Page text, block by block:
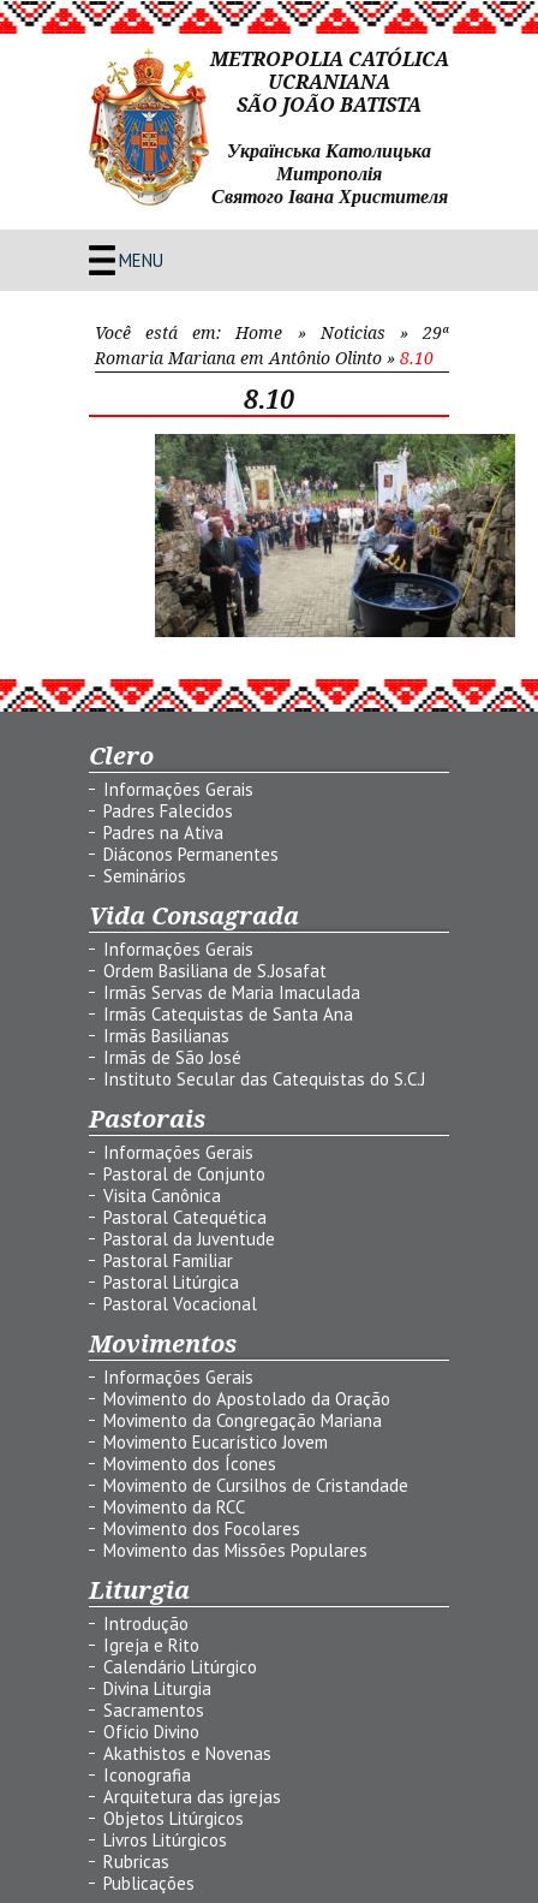
METROPOLIA CATÓLICA
UCRANIANA
SÃO JOÃO BATISTA
Українська Католицька
Митрополія
Святого Івана Христителя
MENU
Você está em: Home » Noticias »29ª
Romaria Mariana em Antônio Olinto » 8.10
8.10
Clero
Informações Gerais
Padres Falecidos
Padres na Ativa
Diáconos Permanentes
Seminários
Vida Consagrada
Informações Gerais
Ordem Basiliana de S.Josafat
Irmãs Servas de Maria Imaculada
Irmãs Catequistas de Santa Ana
Irmãs Basilianas
Irmãs de São José
Instituto Secular das Catequistas do S.C.J
Pastorais
Informações Gerais
Pastoral de Conjunto
Visita Canônica
Pastoral Catequética
Pastoral da Juventude
Pastoral Familiar
Pastoral Litúrgica
Pastoral Vocacional
Movimentos
Informações Gerais
Movimento do Apostolado da Oração
Movimento da Congregação Mariana
Movimento Eucarístico Jovem
Movimento dos Ícones
Movimento de Cursilhos de Cristandade
Movimento da RCC
Movimento dos Focolares
Movimento das Missões Populares
Liturgia
Introdução
Igreja e Rito
Calendário Litúrgico
Divina Liturgia
Sacramentos
Ofício Divino
Akathistos e Novenas
Iconografia
Arquitetura das igrejas
Objetos Litúrgicos
Livros Litúrgicos
Rubricas
Publicações